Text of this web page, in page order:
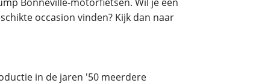
occasion vinden? Kijk dan naar
in de jaren '50 meerdere